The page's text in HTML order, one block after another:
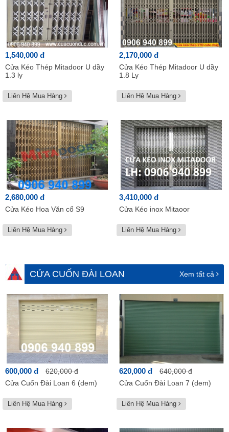
1,540,000 đ
Cửa Kéo Thép Mitadoor U dầy
1.3 ly
Liên Hệ Mua Hàng
2,170,000 đ
Cửa Kéo Thép Mitadoor U dầy
1.8 Ly
Liên Hệ Mua Hàng
2,680,000 đ
Cửa Kéo Hoa Văn cổ S9
Liên Hệ Mua Hàng
3,410,000 đ
Cửa Kéo inox Mitaoor
Liên Hệ Mua Hàng
CỬA CUỐN ĐÀI LOAN Xem tất cả
600,000 đ
620,000 đ
Cửa Cuốn Đài Loan 6 (dem)
Liên Hệ Mua Hàng
620,000 đ
640,000 đ
Cửa Cuốn Đài Loan 7 (dem)
Liên Hệ Mua Hàng